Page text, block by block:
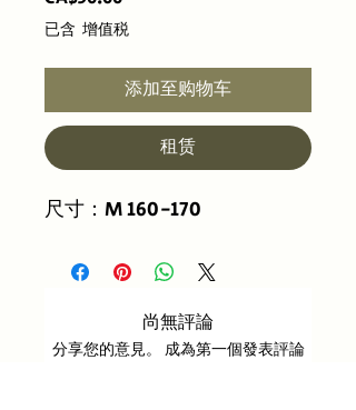
格
已含 增值税
添加至购物车
租赁
尺寸：M 160-170
尚無評論
分享您的意見。 成為第一個發表評論